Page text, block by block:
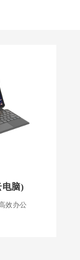
电脑)
效办公